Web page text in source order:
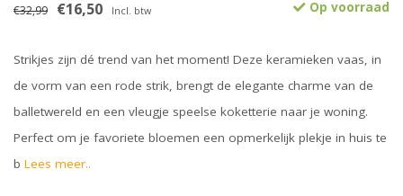
€32,99 €16,50 Incl. btw Op voorraad
Strikjes zijn dé trend van het moment! Deze keramieken vaas, in
de vorm van een rode strik, brengt de elegante charme van de
balletwereld en een vleugje speelse koketterie naar je woning.
Perfect om je favoriete bloemen een opmerkelijk plekje in huis te
b Lees meer..